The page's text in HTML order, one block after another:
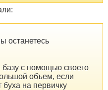
останетесь
базу с помощью своего
объем, если
буха на первичку